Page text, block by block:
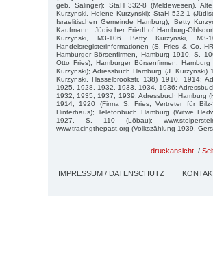
geb. Salinger); StaH 332-8 (Meldewesen),
Kurzynski, Helene Kurzynski); StaH 522-1
Israelitischen Gemeinde Hamburg), Betty
Kaufmann; Jüdischer Friedhof Hamburg-
Kurzynski, M3-106 Betty Kurzynski, M3-
Handelsregisterinformationen (S. Fries & Co,
Hamburger Börsenfirmen, Hamburg 1910, S.
Otto Fries); Hamburger Börsenfirmen,
Kurzynski); Adressbuch Hamburg (J.
Kurzynski, Hasselbrookstr. 138) 1910, 1914;
1925, 1928, 1932, 1933, 1934, 1936;
1932, 1935, 1937, 1939; Adressbuch Hamburg
1914, 1920 (Firma S. Fries, Vertreter für
Hinterhaus); Telefonbuch Hamburg (Witwe
1927, S. 110 (Löbau);
www.tracingthepast.org (Volkszählung 1939,
druckansicht /
IMPRESSUM / DATENSCHUTZ